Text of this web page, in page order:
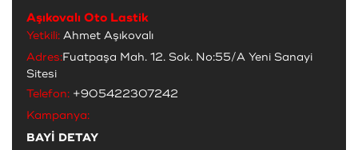
Aşıkovalı Oto Lastik
Yetkili: Ahmet Aşıkovalı
Adres:Fuatpaşa Mah. 12. Sok. No:55/A Yeni Sanayi
Sitesi
Telefon: +905422307242
Kampanya:
BAYİ DETAY